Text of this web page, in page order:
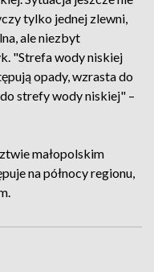
tylko jednej zlewni,
ale niezbyt
"Strefa wody niskiej
opady, wzrasta do
strefy wody niskiej" –
małopolskim
na północy regionu,